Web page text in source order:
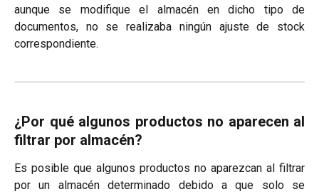
aunque se modifique el almacén en dicho tipo de
documentos, no se realizaba ningún ajuste de stock
correspondiente.
¿Por qué algunos productos no aparecen al
filtrar por almacén?
Es posible que algunos productos no aparezcan al filtrar
por un almacén determinado debido a que solo se